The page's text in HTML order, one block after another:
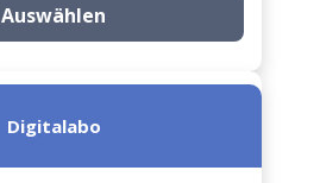
Auswählen
Digitalabo